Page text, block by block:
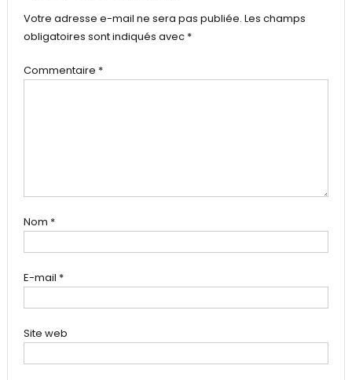
Votre adresse e-mail ne sera pas publiée. Les champs
obligatoires sont indiqués avec *
Commentaire *
Nom *
E-mail *
Site web